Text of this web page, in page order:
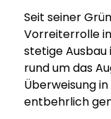
Seit seiner
Vorreiterrolle
stetige Ausbau
rund um das
Überweisung
entbehrlich